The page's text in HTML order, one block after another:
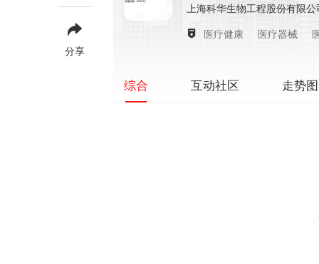
分享
上海科华生物工程股份有限公
医疗健康
医疗器械
综合 互动社区 走势图